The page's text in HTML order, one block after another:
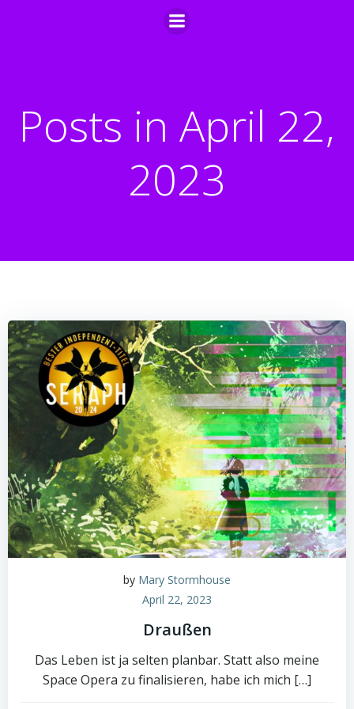
Zum
Inhalt
Posts in April 22,
2023
by Mary Stormhouse
April 22, 2023
Draußen
Das Leben ist ja selten planbar. Statt also meine
Space Opera zu finalisieren, habe ich mich […]